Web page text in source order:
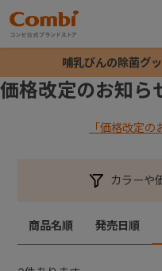
哺乳びんの除菌グ
価格改定のお知ら
「価格改定
カラーや
商品名順 発売日順